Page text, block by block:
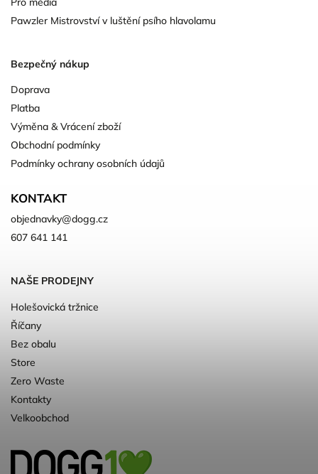
Pawzler Mistrovství v luštění psího hlavolamu
Bezpečný nákup
Doprava
Platba
Výměna & Vrácení zboží
Obchodní podmínky
Podmínky ochrany osobních údajů
KONTAKT
objednavky@dogg.cz
607 641 141
NAŠE PRODEJNY
Holešovická tržnice
Říčany
Bez obalu
Store
Zero Waste
Kontakty
Velkoobchod